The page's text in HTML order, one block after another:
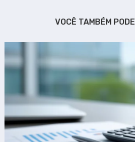
VOCÊ TAMBÉM